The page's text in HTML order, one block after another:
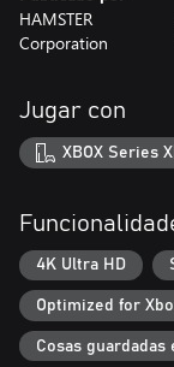
función de
partida y una
compatibilidad con
precisa de la
Disfruta de la
Archives 2”, ahora
*El menú de
HAMSTER
Corporation
Jugar con
XBOX Series
4K Ultra HD
Optimized for
Cosas guardadas